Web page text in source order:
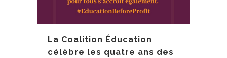
La Coalition Éducation
célèbre les quatre ans des